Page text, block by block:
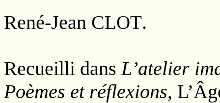
René-Jean CLOT.
Recueilli dansL’atelier
Poèmes et réflexions,